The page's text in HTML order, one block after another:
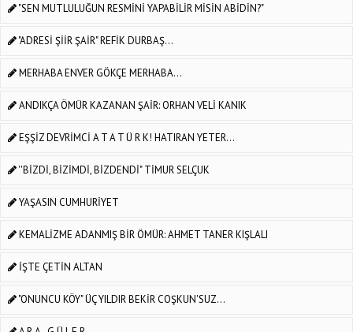
"SEN MUTLULUĞUN RESMİNİ YAPABİLİR MİSİN ABİDİN?"
"ADRESİ ŞİİR ŞAİR" REFİK DURBAŞ...
MERHABA ENVER GÖKÇE MERHABA...
ANDIKÇA ÖMÜR KAZANAN ŞAİR: ORHAN VELİ KANIK
EŞŞİZ DEVRİMCİ A T A T Ü R K! HATIRAN YETER...
''BİZDİ, BİZİMDİ, BİZDENDİ" TİMUR SELÇUK
YAŞASIN CUMHURİYET
KEMALİZME ADANMIŞ BİR ÖMÜR: AHMET TANER KIŞLALI
İŞTE ÇETİN ALTAN
"ONUNCU KÖY" ÜÇ YILDIR BEKİR COŞKUN'SUZ...